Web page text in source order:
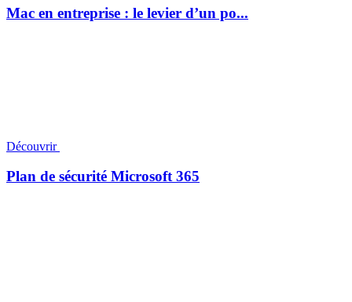
Mac en entreprise : le levier d’un po...
Découvrir
Plan de sécurité Microsoft 365